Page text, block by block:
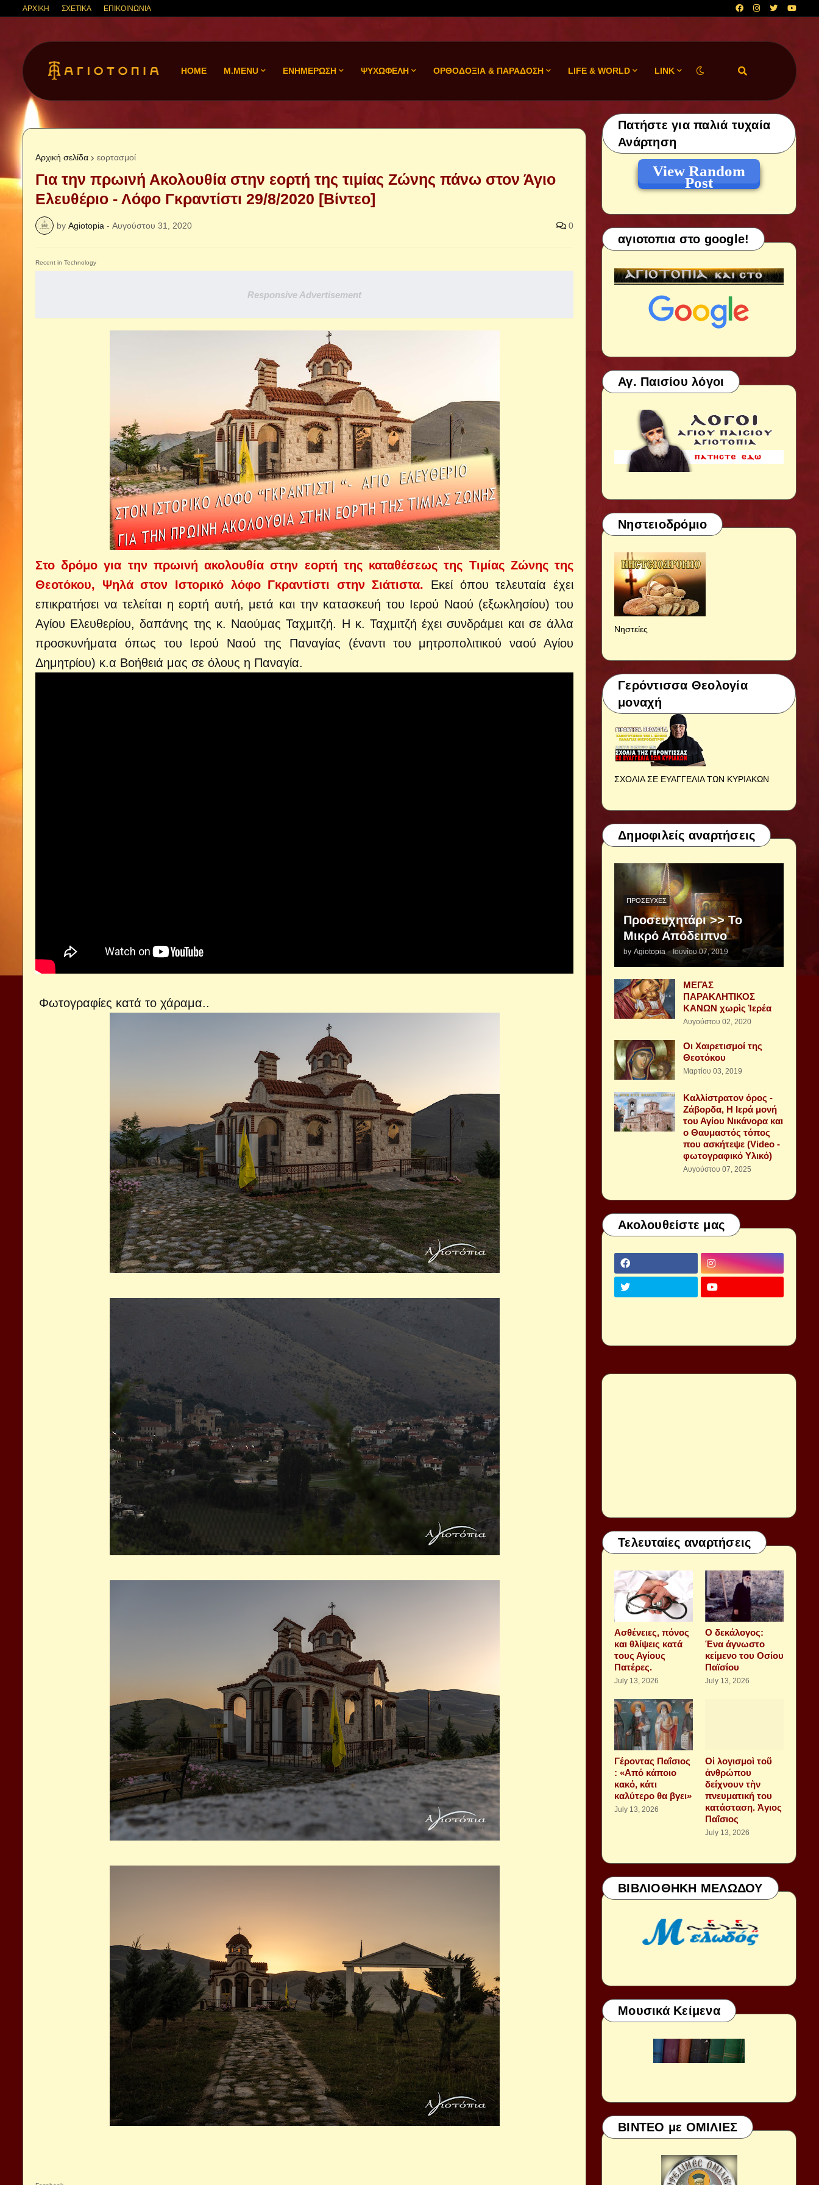
ΑΡΧΙΚΗ ΣΧΕΤΙΚΑ ΕΠΙΚΟΙΝΩΝΙΑ
HOME M.MENU ΕΝΗΜΕΡΩΣΗ ΨΥΧΩΦΕΛΗ ΟΡΘΟΔΟΞΙΑ & ΠΑΡΑΔΟΣΗ LIFE & WORLD LINK
Αρχική σελίδα εορτασμοί
Για την πρωινή Ακολουθία στην εορτή της τιμίας Ζώνης πάνω στον Άγιο
Ελευθέριο - Λόφο Γκραντίστι 29/8/2020 [Βίντεο]
by Agiotopia - Αυγούστου 31, 2020 0
Recent in Technology
Responsive Advertisement
Στο δρόμο για την πρωινή ακολουθία στην εορτή της καταθέσεως της Τιμίας Ζώνης της
Θεοτόκου, Ψηλά στον Ιστορικό λόφο Γκραντίστι στην Σιάτιστα. Εκεί όπου τελευταία έχει
επικρατήσει να τελείται η εορτή αυτή, μετά και την κατασκευή του Ιερού Ναού (εξωκλησίου) του
Αγίου Ελευθερίου, δαπάνης της κ. Ναούμας Ταχμιτζή. Η κ. Ταχμιτζή έχει συνδράμει και σε άλλα
προσκυνήματα όπως του Ιερού Ναού της Παναγίας (έναντι του μητροπολιτικού ναού Αγίου
Δημητρίου) κ.α Βοήθειά μας σε όλους η Παναγία.
Φωτογραφίες κατά το χάραμα..
Πατήστε για παλιά τυχαία
Ανάρτηση
View Random
Post
αγιοτοπια στο google!
Αγ. Παισίου λόγοι
Νηστειοδρόμιο
Νηστείες
Γερόντισσα Θεολογία
μοναχή
ΣΧΟΛΙΑ ΣΕ ΕΥΑΓΓΕΛΙΑ ΤΩΝ ΚΥΡΙΑΚΩΝ
Δημοφιλείς αναρτήσεις
ΠΡΟΣΕΥΧΈΣ
Προσευχητάρι >> Το
Μικρό Απόδειπνο
by Agiotopia - Ιουνίου 07, 2019
ΜΕΓΑΣ
ΠΑΡΑΚΛΗΤΙΚΟΣ
ΚΑΝΩΝ χωρὶς Ἱερέα
Αυγούστου 02, 2020
Οι Χαιρετισμοί της
Θεοτόκου
Μαρτίου 03, 2019
Καλλίστρατον όρος -
Ζάβορδα, Η Ιερά μονή
του Αγίου Νικάνορα και
ο Θαυμαστός τόπος
που ασκήτεψε (Video -
φωτογραφικό Υλικό)
Αυγούστου 07, 2025
Ακολουθείστε μας
Τελευταίες αναρτήσεις
Aσθένειες, πόνος
και θλίψεις κατά
τους Αγίους
Πατέρες.
July 13, 2026
Ο δεκάλογος:
Ένα άγνωστο
κείμενο του Οσίου
Παϊσίου
July 13, 2026
Γέροντας Παΐσιος
: «Από κάποιο
κακό, κάτι
καλύτερο θα βγει»
July 13, 2026
Οἱ λογισμοὶ τοῦ
ἀνθρώπου
δείχνουν τὴν
πνευματική του
κατάσταση. Ἁγιος
Παΐσιος
July 13, 2026
ΒΙΒΛΙΟΘΗΚΗ ΜΕΛΩΔΟΥ
Μουσικά Κείμενα
ΒΙΝΤΕΟ με ΟΜΙΛΙΕΣ